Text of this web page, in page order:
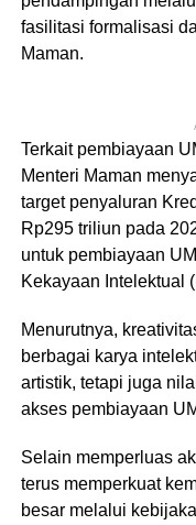
fasilitasi formalisasi
Maman.
Terkait pembiayaan
Menteri Maman
target penyaluran
Rp295 triliun pada
untuk pembiayaan
Kekayaan Intelektual
Menurutnya,
berbagai karya
artistik, tetapi juga
akses pembiayaan
Selain memperluas
terus memperkuat
besar melalui